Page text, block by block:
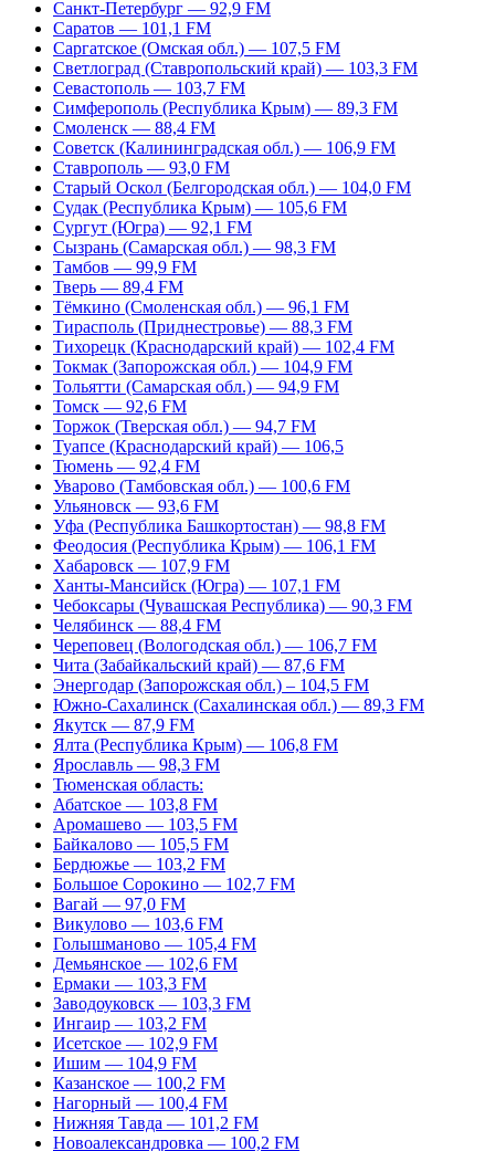
Санкт-Петербург — 92,9 FM
Саратов — 101,1 FM
Саргатское (Омская обл.) — 107,5 FM
Светлоград (Ставропольский край) — 103,3 FM
Севастополь — 103,7 FM
Симферополь (Республика Крым) — 89,3 FM
Смоленск — 88,4 FM
Советск (Калининградская обл.) — 106,9 FM
Ставрополь — 93,0 FM
Старый Оскол (Белгородская обл.) — 104,0 FM
Судак (Республика Крым) — 105,6 FM
Сургут (Югра) — 92,1 FM
Сызрань (Самарская обл.) — 98,3 FM
Тамбов — 99,9 FM
Тверь — 89,4 FM
Тёмкино (Смоленская обл.) — 96,1 FM
Тирасполь (Приднестровье) — 88,3 FM
Тихорецк (Краснодарский край) — 102,4 FM
Токмак (Запорожская обл.) — 104,9 FM
Тольятти (Самарская обл.) — 94,9 FM
Томск — 92,6 FM
Торжок (Тверская обл.) — 94,7 FM
Туапсе (Краснодарский край) — 106,5
Тюмень — 92,4 FM
Уварово (Тамбовская обл.) — 100,6 FM
Ульяновск — 93,6 FM
Уфа (Республика Башкортостан) — 98,8 FM
Феодосия (Республика Крым) — 106,1 FM
Хабаровск — 107,9 FM
Ханты-Мансийск (Югра) — 107,1 FM
Чебоксары (Чувашская Республика) — 90,3 FM
Челябинск — 88,4 FM
Череповец (Вологодская обл.) — 106,7 FM
Чита (Забайкальский край) — 87,6 FM
Энергодар (Запорожская обл.) – 104,5 FM
Южно-Сахалинск (Сахалинская обл.) — 89,3 FM
Якутск — 87,9 FM
Ялта (Республика Крым) — 106,8 FM
Ярославль — 98,3 FM
Тюменская область:
Абатское — 103,8 FM
Аромашево — 103,5 FM
Байкалово — 105,5 FM
Бердюжье — 103,2 FM
Большое Сорокино — 102,7 FM
Вагай — 97,0 FM
Викулово — 103,6 FM
Голышманово — 105,4 FM
Демьянское — 102,6 FM
Ермаки — 103,3 FM
Заводоуковск — 103,3 FM
Ингаир — 103,2 FM
Исетское — 102,9 FM
Ишим — 104,9 FM
Казанское — 100,2 FM
Нагорный — 100,4 FM
Нижняя Тавда — 101,2 FM
Новоалександровка — 100,2 FM